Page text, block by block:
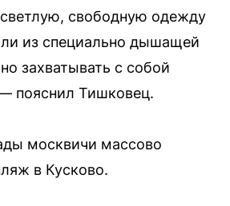
свободную одежду
из специально дышащей
захватывать с собой
пояснил Тишковец.
москвичи массово
в Кусково.